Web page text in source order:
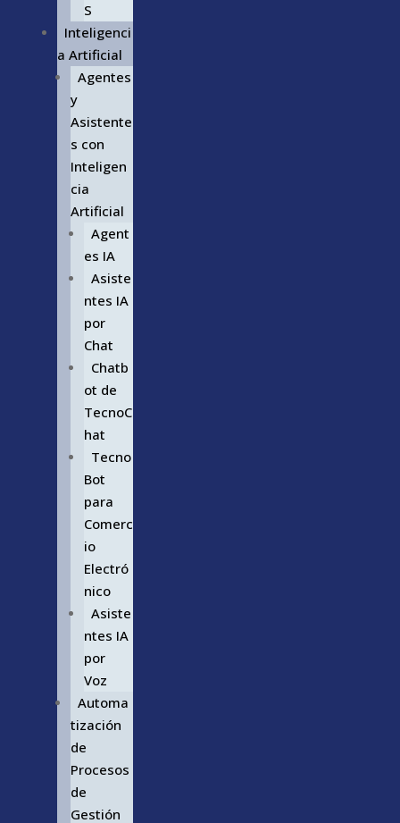
S
Inteligenci
a Artificial
Agentes
y
Asistente
s con
Inteligen
cia
Artificial
Agent
es IA
Asiste
ntes IA
por
Chat
Chatb
ot de
TecnoC
hat
Tecno
Bot
para
Comerc
io
Electró
nico
Asiste
ntes IA
por
Voz
Automa
tización
de
Procesos
de
Gestión